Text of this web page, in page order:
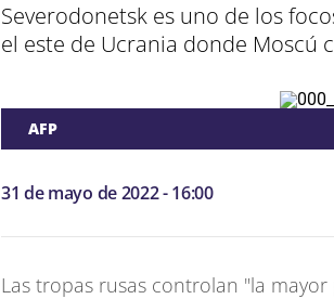
Severodonetsk es uno de los
el este de Ucrania donde Moscú
AFP
31 de mayo de 2022 - 16:00
Las tropas rusas controlan "la